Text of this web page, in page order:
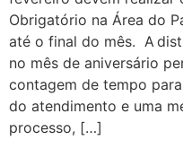
Obrigatório na Área do
até o final do mês. A
no mês de aniversário
contagem de tempo
do atendimento e uma
processo, […]